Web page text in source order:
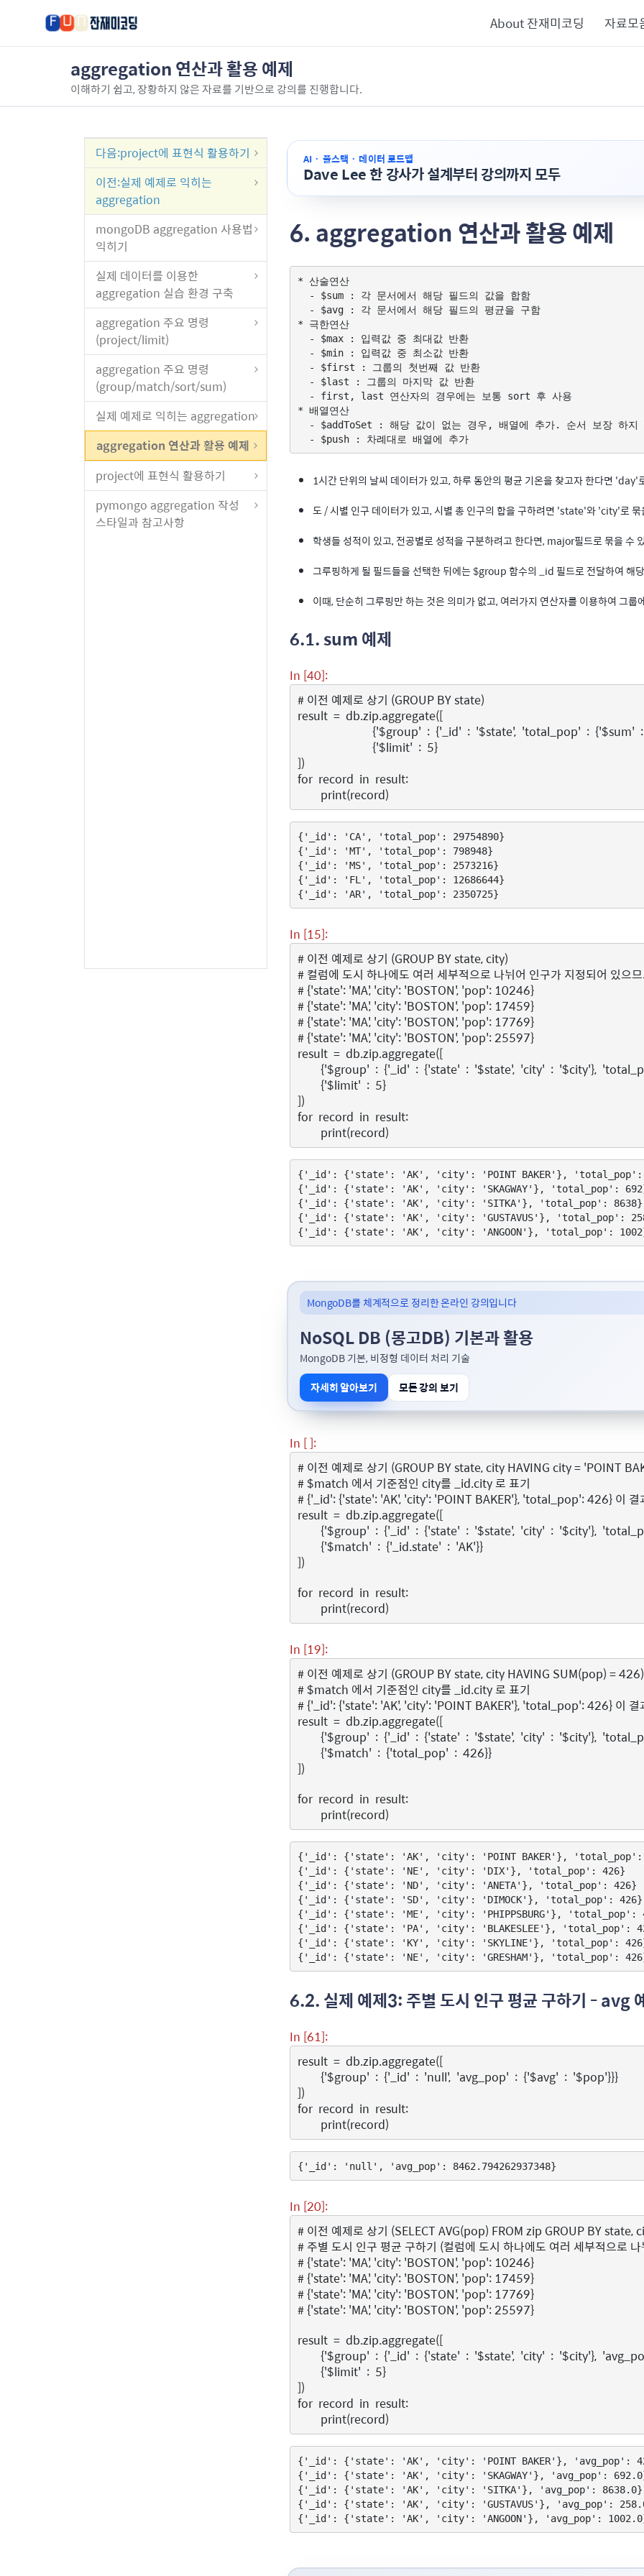
About 잔재미코딩 자료모
aggregation 연산과 활용 예제
이해하기 쉽고, 장황하지 않은 자료를 기반으로 강의를 진행합니다.
다음:project에 표현식 활용하기
이전:실제 예제로 익히는
aggregation
mongoDB aggregation 사용법
익히기
실제 데이터를 이용한
aggregation 실습 환경 구축
aggregation 주요 명령
(project/limit)
aggregation 주요 명령
(group/match/sort/sum)
실제 예제로 익히는 aggregation
aggregation 연산과 활용 예제
project에 표현식 활용하기
pymongo aggregation 작성
스타일과 참고사항
AI · 풀스택 · 데이터 로드맵
Dave Lee 한 강사가 설계부터 강의까지 모두
6. aggregation 연산과 활용 예제
* 산술연산
  - $sum : 각 문서에서 해당 필드의 값을 합함
  - $avg : 각 문서에서 해당 필드의 평균을 구함
* 극한연산
  - $max : 입력값 중 최대값 반환
  - $min : 입력값 중 최소값 반환
  - $first : 그룹의 첫번째 값 반환
  - $last : 그룹의 마지막 값 반환
  - first, last 연산자의 경우에는 보통 sort 후 사용
* 배열연산
- $addToSet : 해당 값이 없는 경우, 배열에 추가. 순서 보장 하지
  - $push : 차례대로 배열에 추가
1시간 단위의 날씨 데이터가 있고, 하루 동안의 평균 기온을 찾고자 한다면 'day'
도 / 시별 인구 데이터가 있고, 시별 총 인구의 합을 구하려면 'state'와 'city'로 묶
학생들 성적이 있고, 전공별로 성적을 구분하려고 한다면, major필드로 묶을 수
그루핑하게 될 필드들을 선택한 뒤에는 $group 함수의 _id 필드로 전달하여 해
이때, 단순히 그루핑만 하는 것은 의미가 없고, 여러가지 연산자를 이용하여 그룹
6.1. sum 예제
In [40]:
# 이전 예제로 상기 (GROUP BY state)
result = db.zip.aggregate([
{'$group' : {'_id' : '$state', 'total_pop' : {'$sum' :
{'$limit' : 5}
])
for record in result:
print(record)
{'_id': 'CA', 'total_pop': 29754890}
{'_id': 'MT', 'total_pop': 798948}
{'_id': 'MS', 'total_pop': 2573216}
{'_id': 'FL', 'total_pop': 12686644}
In [15]:
# 이전 예제로 상기 (GROUP BY state, city)
# 컬럼에 도시 하나에도 여러 세부적으로 나뉘어 인구가 지정되어 있으
# {'state': 'MA', 'city': 'BOSTON', 'pop': 10246}
# {'state': 'MA', 'city': 'BOSTON', 'pop': 17459}
# {'state': 'MA', 'city': 'BOSTON', 'pop': 17769}
# {'state': 'MA', 'city': 'BOSTON', 'pop': 25597}
result = db.zip.aggregate([
{'$group' : {'_id' : {'state' : '$state', 'city' : '$city'},
{'$limit' : 5}
])
for record in result:
print(record)
{'_id': {'state': 'AK', 'city': 'POINT BAKER'}, 'total_pop':
{'_id': {'state': 'AK', 'city': 'SKAGWAY'}, 'total_pop':
{'_id': {'state': 'AK', 'city': 'SITKA'}, 'total_pop': 8638}
{'_id': {'state': 'AK', 'city': 'GUSTAVUS'}, 'total_pop':
MongoDB를 체계적으로 정리한 온라인 강의입니다
NoSQL DB (몽고DB) 기본과 활용
MongoDB 기본, 비정형 데이터 처리 기술
자세히 알아보기
모든 강의 보기
In [ ]:
# 이전 예제로 상기 (GROUP BY state, city HAVING city = 'POINT
# $match 에서 기준점인 city를 _id.city 로 표기
# {'_id': {'state': 'AK', 'city': 'POINT BAKER'}, 'total_pop': 426} 이 결
result = db.zip.aggregate([
{'$group' : {'_id' : {'state' : '$state', 'city' : '$city'},
{'$match' : {'_id.state' : 'AK'}}
])
for record in result:
print(record)
In [19]:
# 이전 예제로 상기 (GROUP BY state, city HAVING SUM(pop) = 426)
# $match 에서 기준점인 city를 _id.city 로 표기
# {'_id': {'state': 'AK', 'city': 'POINT BAKER'}, 'total_pop': 426} 이 결
result = db.zip.aggregate([
{'$group' : {'_id' : {'state' : '$state', 'city' : '$city'},
{'$match' : {'total_pop' : 426}}
])
for record in result:
print(record)
{'_id': {'state': 'AK', 'city': 'POINT BAKER'}, 'total_pop':
{'_id': {'state': 'NE', 'city': 'DIX'}, 'total_pop': 426}
{'_id': {'state': 'ND', 'city': 'ANETA'}, 'total_pop': 426}
{'_id': {'state': 'SD', 'city': 'DIMOCK'}, 'total_pop': 426}
{'_id': {'state': 'ME', 'city': 'PHIPPSBURG'}, 'total_pop':
{'_id': {'state': 'PA', 'city': 'BLAKESLEE'}, 'total_pop':
{'_id': {'state': 'KY', 'city': 'SKYLINE'}, 'total_pop':
6.2. 실제 예제3: 주별 도시 인구 평균 구하기 - avg
In [61]:
result = db.zip.aggregate([
{'$group' : {'_id' : 'null', 'avg_pop' : {'$avg' : '$pop'}}}
])
for record in result:
print(record)
In [20]:
# 이전 예제로 상기 (SELECT AVG(pop) FROM zip GROUP BY state,
# 주별 도시 인구 평균 구하기 (컬럼에 도시 하나에도 여러 세부적으로
# {'state': 'MA', 'city': 'BOSTON', 'pop': 10246}
# {'state': 'MA', 'city': 'BOSTON', 'pop': 17459}
# {'state': 'MA', 'city': 'BOSTON', 'pop': 17769}
# {'state': 'MA', 'city': 'BOSTON', 'pop': 25597}
result = db.zip.aggregate([
{'$group' : {'_id' : {'state' : '$state', 'city' : '$city'},
{'$limit' : 5}
])
for record in result:
print(record)
{'_id': {'state': 'AK', 'city': 'POINT BAKER'}, 'avg_pop':
{'_id': {'state': 'AK', 'city': 'SKAGWAY'}, 'avg_pop':
{'_id': {'state': 'AK', 'city': 'SITKA'}, 'avg_pop': 8638.0}
{'_id': {'state': 'AK', 'city': 'GUSTAVUS'}, 'avg_pop':